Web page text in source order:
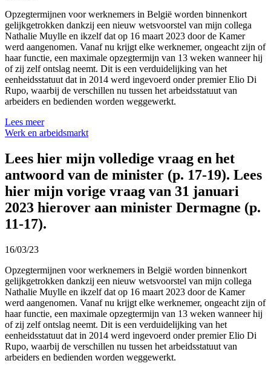
Opzegtermijnen voor werknemers in België worden binnenkort
gelijkgetrokken dankzij een nieuw wetsvoorstel van mijn collega
Nathalie Muylle en ikzelf dat op 16 maart 2023 door de Kamer
werd aangenomen. Vanaf nu krijgt elke werknemer, ongeacht zijn of
haar functie, een maximale opzegtermijn van 13 weken wanneer hij
of zij zelf ontslag neemt. Dit is een verduidelijking van het
eenheidsstatuut dat in 2014 werd ingevoerd onder premier Elio Di
Rupo, waarbij de verschillen nu tussen het arbeidsstatuut van
arbeiders en bedienden worden weggewerkt.
Lees meer
Werk en arbeidsmarkt
Lees hier mijn volledige vraag en het
antwoord van de minister (p. 17-19). Lees
hier mijn vorige vraag van 31 januari
2023 hierover aan minister Dermagne (p.
11-17).
16/03/23
Opzegtermijnen voor werknemers in België worden binnenkort
gelijkgetrokken dankzij een nieuw wetsvoorstel van mijn collega
Nathalie Muylle en ikzelf dat op 16 maart 2023 door de Kamer
werd aangenomen. Vanaf nu krijgt elke werknemer, ongeacht zijn of
haar functie, een maximale opzegtermijn van 13 weken wanneer hij
of zij zelf ontslag neemt. Dit is een verduidelijking van het
eenheidsstatuut dat in 2014 werd ingevoerd onder premier Elio Di
Rupo, waarbij de verschillen nu tussen het arbeidsstatuut van
arbeiders en bedienden worden weggewerkt.